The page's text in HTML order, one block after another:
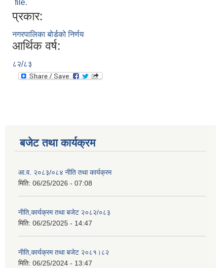
file.
प्रकार:
नगरपालिका बोर्डको निर्णय
आर्थिक वर्ष:
८२/८३
बजेट तथा कार्यक्रम
आ.व. २०८३/०८४ नीति तथा कार्यक्रम
मिति: 06/25/2026 - 07:08
नीति,कार्यक्रम तथा बजेट २०८२/०८३
मिति: 06/25/2025 - 14:47
नीति,कार्यक्रम तथा बजेट २०८१।८२
मिति: 06/25/2024 - 13:47